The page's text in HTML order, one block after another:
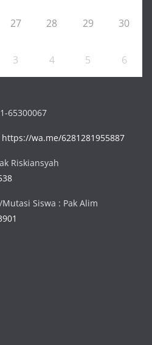
27 28 29 30
3 4 5
6
65300067
https://wa.me/6281281955887
Riskiansyah
Mutasi Siswa : Pak Alim